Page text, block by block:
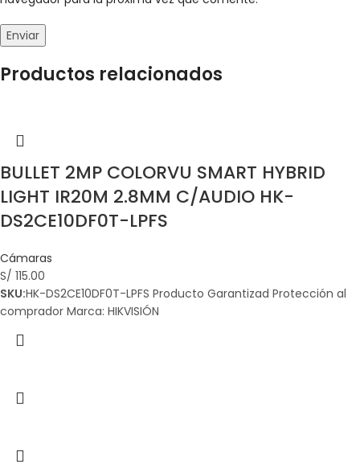
Productos relacionados
BULLET 2MP COLORVU SMART HYBRID
LIGHT IR20M 2.8MM C/AUDIO HK-
DS2CE10DF0T-LPFS
Cámaras
S/ 115.00
SKU:HK-DS2CE10DF0T-LPFS Producto Garantizad Protección al
comprador Marca: HIKVISIÓN